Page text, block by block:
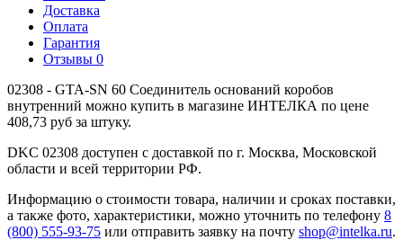
Доставка
Оплата
Гарантия
Отзывы 0
02308 - GTA-SN 60 Соединитель оснований коробов
внутренний можно купить в магазине ИНТЕЛКА по цене
408,73 руб за штуку.
DKC 02308 доступен с доставкой по г. Москва, Московской
области и всей территории РФ.
Информацию о стоимости товара, наличии и сроках поставки,
а также фото, характеристики, можно уточнить по телефону 8
(800) 555-93-75 или отправить заявку на почту shop@intelka.ru.